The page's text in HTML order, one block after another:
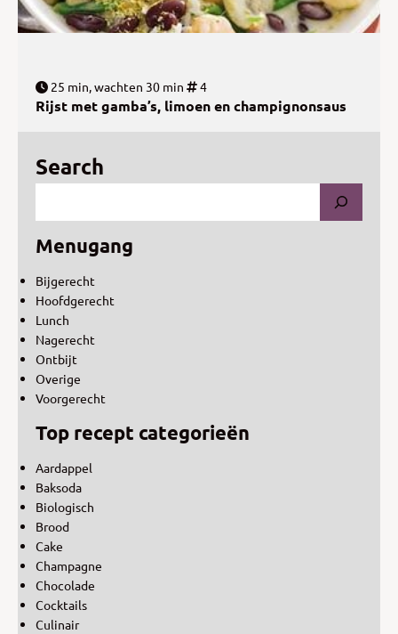
25 min, wachten 30 min 4
Rijst met gamba’s, limoen en champignonsaus
Search
Menugang
Bijgerecht
Hoofdgerecht
Lunch
Nagerecht
Ontbijt
Overige
Voorgerecht
Top recept categorieën
Aardappel
Baksoda
Biologisch
Brood
Cake
Champagne
Chocolade
Cocktails
Culinair